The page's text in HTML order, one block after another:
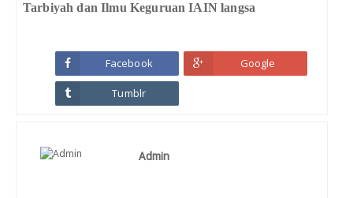
Tarbiyah dan Ilmu Keguruan IAIN langsa
Facebook Google
Tumblr
Admin